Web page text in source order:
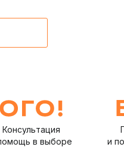
Консультация
в выборе
и